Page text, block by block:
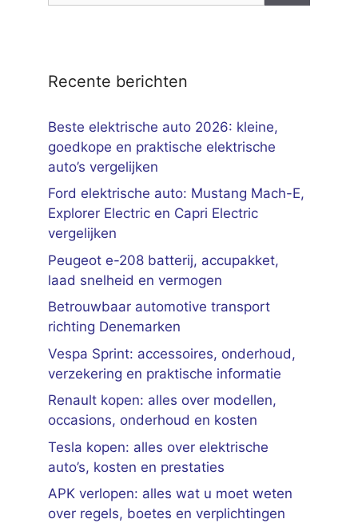
Recente berichten
Beste elektrische auto 2026: kleine,
goedkope en praktische elektrische
auto’s vergelijken
Ford elektrische auto: Mustang Mach-E,
Explorer Electric en Capri Electric
vergelijken
Peugeot e-208 batterij, accupakket,
laad snelheid en vermogen
Betrouwbaar automotive transport
richting Denemarken
Vespa Sprint: accessoires, onderhoud,
verzekering en praktische informatie
Renault kopen: alles over modellen,
occasions, onderhoud en kosten
Tesla kopen: alles over elektrische
auto’s, kosten en prestaties
APK verlopen: alles wat u moet weten
over regels, boetes en verplichtingen